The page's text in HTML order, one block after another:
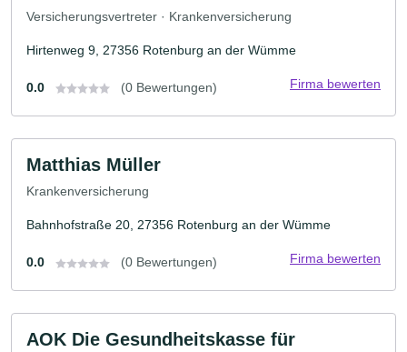
Versicherungsvertreter · Krankenversicherung
Hirtenweg 9, 27356 Rotenburg an der Wümme
0.0 (0 Bewertungen) Firma bewerten
Matthias Müller
Krankenversicherung
Bahnhofstraße 20, 27356 Rotenburg an der Wümme
0.0 (0 Bewertungen) Firma bewerten
AOK Die Gesundheitskasse für